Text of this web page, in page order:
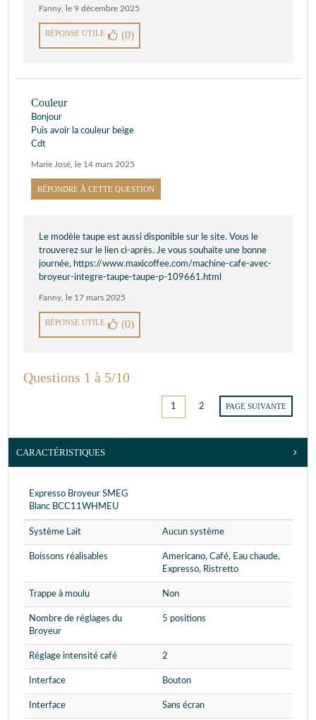
Fanny le 9 décembre 2025
RÉPONSE UTILE (0)
Couleur
Bonjour
Puis avoir la couleur beige
Cdt
Marie José le 14 mars 2025
RÉPONDRE À CETTE QUESTION
Le modèle taupe est aussi disponible sur le site. Vous le
trouverez sur le lien ci-après. Je vous souhaite une bonne
journée, https://www.maxicoffee.com/machine-cafe-avec-
broyeur-integre-taupe-taupe-p-109661.html
Fanny le 17 mars 2025
RÉPONSE UTILE (0)
Questions 1 à 5/10
1 2 PAGE SUIVANTE
CARACTÉRISTIQUES
Expresso Broyeur SMEG
Blanc BCC11WHMEU
Système Lait Aucun système
Boissons réalisables
Americano, Café, Eau chaude,
Expresso, Ristretto
Trappe à moulu Non
Nombre de réglages du
Broyeur
5 positions
Réglage intensité café 2
Interface Bouton
Interface Sans écran